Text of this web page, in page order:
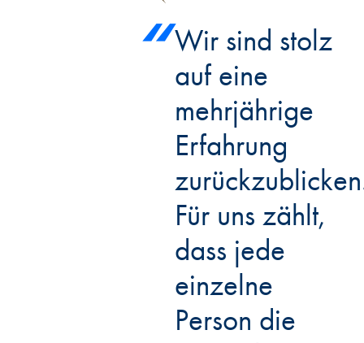
Wir sind stolz
auf eine
mehrjährige
Erfahrung
Für uns zählt,
dass jede
einzelne
Person die